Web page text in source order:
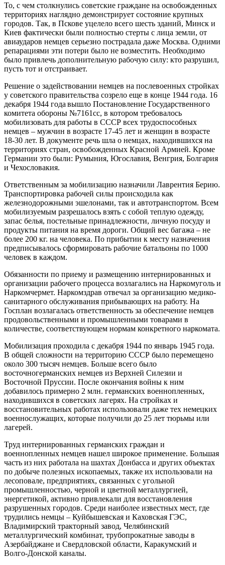
То, с чем столкнулись советские граждане на освобожденных
территориях наглядно демонстрирует состояние крупных
городов. Так, в Пскове уцелело всего шесть зданий, Минск и
Киев фактически были полностью стерты с лица земли, от
авиаударов немцев серьезно пострадала даже Москва. Одними
репарациями эти потери было не возместить. Необходимо
было привлечь дополнительную рабочую силу: кто разрушил,
пусть тот и отстраивает.
Решение о задействовании немцев на послевоенных стройках
у советского правительства созрело еще в конце 1944 года. 16
декабря 1944 года вышло Постановление Государственного
комитета обороны №7161сс, в котором требовалось
мобилизовать для работы в СССР всех трудоспособных
немцев – мужчин в возрасте 17-45 лет и женщин в возрасте
18-30 лет. В документе речь шла о немцах, находившихся на
территориях стран, освобожденных Красной Армией. Кроме
Германии это были: Румыния, Югославия, Венгрия, Болгария
и Чехословакия.
Ответственным за мобилизацию назначили Лаврентия Берию.
Транспортировка рабочей силы происходила как
железнодорожными эшелонами, так и автотранспортом. Всем
мобилизуемым разрешалось взять с собой теплую одежду,
запас белья, постельные принадлежности, личную посуду и
продукты питания на время дороги. Общий вес багажа – не
более 200 кг. на человека. По прибытии к месту назначения
предписывалось сформировать рабочие батальоны по 1000
человек в каждом.
Обязанности по приему и размещению интернированных и
организации рабочего процесса возлагались на Наркомуголь и
Наркомчермет. Наркомздрав отвечал за организацию медико-
санитарного обслуживания прибывающих на работу. На
Госплан возлагалась ответственность за обеспечение немцев
продовольственными и промышленными товарами в
количестве, соответствующем нормам конкретного наркомата.
Мобилизация проходила с декабря 1944 по январь 1945 года.
В общей сложности на территорию СССР было перемещено
около 300 тысяч немцев. Больше всего было
восточногерманских немцев из Верхней Силезии и
Восточной Пруссии. После окончания войны к ним
добавилось примерно 2 млн. германских военнопленных,
находившихся в советских лагерях. На стройках и
восстановительных работах использовали даже тех немецких
военнослужащих, которые получили до 25 лет тюрьмы или
лагерей.
Труд интернированных германских граждан и
военнопленных немцев нашел широкое применение. Большая
часть из них работала на шахтах Донбасса и других объектах
по добыче полезных ископаемых, также их использовали на
лесоповале, предприятиях, связанных с угольной
промышленностью, черной и цветной металлургией,
энергетикой, активно привлекали для восстановления
разрушенных городов. Среди наиболее известных мест, где
трудились немцы – Куйбышевская и Каховская ГЭС,
Владимирский тракторный завод, Челябинский
металлургический комбинат, трубопрокатные заводы в
Азербайджане и Свердловской области, Каракумский и
Волго-Донской каналы.